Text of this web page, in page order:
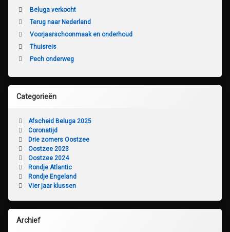
Beluga verkocht
Terug naar Nederland
Voorjaarschoonmaak en onderhoud
Thuisreis
Pech onderweg
Categorieën
Afscheid Beluga 2025
Coronatijd
Drie zomers Oostzee
Oostzee 2023
Oostzee 2024
Rondje Atlantic
Rondje Engeland
Vier jaar klussen
Archief